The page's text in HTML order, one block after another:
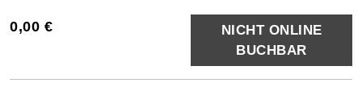
0,00 €
NICHT ONLINE
BUCHBAR